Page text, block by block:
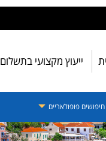
ייעוץ מקצועי בתשלום
חיפושים פופולאריים